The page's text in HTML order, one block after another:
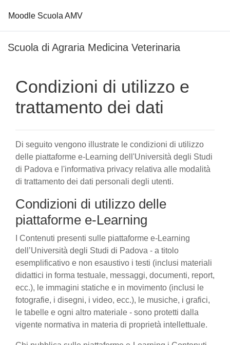
Moodle Scuola AMV
Scuola di Agraria Medicina Veterinaria
Condizioni di utilizzo e
trattamento dei dati
Di seguito vengono illustrate le condizioni di utilizzo
delle piattaforme e-Learning dell'Università degli Studi
di Padova e l'informativa privacy relativa alle modalità
di trattamento dei dati personali degli utenti.
Condizioni di utilizzo delle
piattaforme e-Learning
I Contenuti presenti sulle piattaforme e-Learning
dell’Università degli Studi di Padova - a titolo
esemplificativo e non esaustivo i testi (inclusi materiali
didattici in forma testuale, messaggi, documenti, report,
ecc.), le immagini statiche e in movimento (inclusi le
fotografie, i disegni, i video, ecc.), le musiche, i grafici,
le tabelle e ogni altro materiale - sono protetti dalla
vigente normativa in materia di proprietà intellettuale.